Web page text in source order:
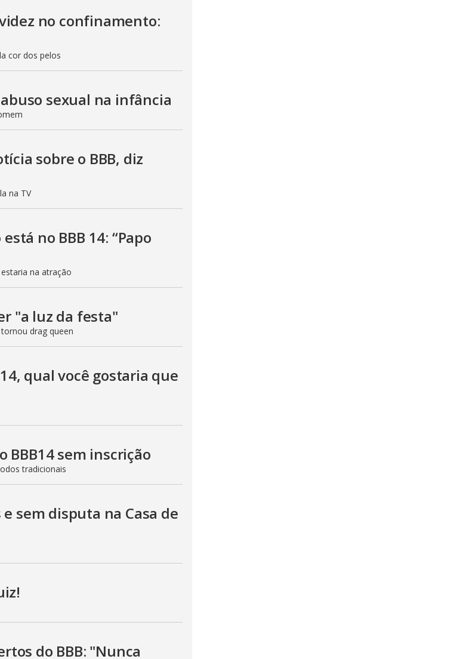
no confinamento:
cor dos pelos
sexual na infância
sobre o BBB, diz
na TV
no BBB 14: “Papo
na atração
"a luz da festa"
drag queen
qual você gostaria que
sem inscrição
tradicionais
sem disputa na Casa de
do BBB: "Nunca